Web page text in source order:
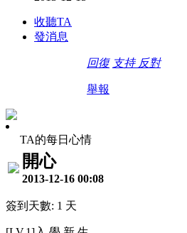
收聽TA
發消息
回復 支持 反對
舉報
TA的每日心情
開心
2013-12-16 00:08
簽到天數: 1 天